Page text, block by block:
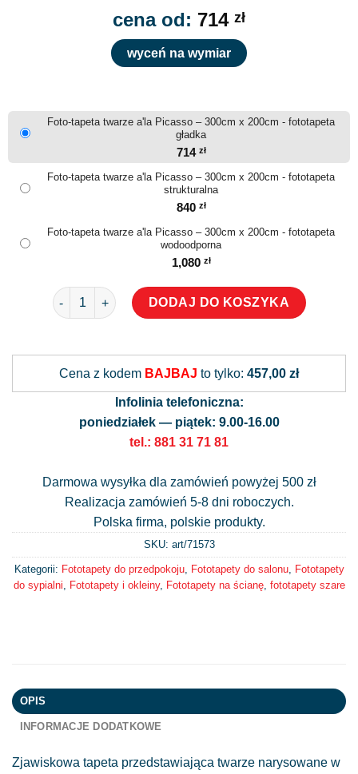
cena od: 714 zł
wyceń na wymiar
Foto-tapeta twarze a'la Picasso – 300cm x 200cm - fototapeta
gładka
714 zł
Foto-tapeta twarze a'la Picasso – 300cm x 200cm - fototapeta
strukturalna
840 zł
Foto-tapeta twarze a'la Picasso – 300cm x 200cm - fototapeta
wodoodporna
1,080 zł
ilość Foto-tapeta twarze a'la Picasso
DODAJ DO KOSZYKA
Cena z kodem BAJBAJ to tylko: 457,00 zł
Infolinia telefoniczna:
poniedziałek — piątek: 9.00-16.00
tel.: 881 31 71 81
Darmowa wysyłka dla zamówień powyżej 500 zł
Realizacja zamówień 5-8 dni roboczych.
Polska firma, polskie produkty.
SKU: art/71573
Kategorii: Fototapety do przedpokoju, Fototapety do salonu,
Fototapety
do sypialni
Fototapety i okleiny, Fototapety na ścianę, fototapety szare
OPIS
INFORMACJE DODATKOWE
Zjawiskowa tapeta przedstawiająca twarze narysowane w